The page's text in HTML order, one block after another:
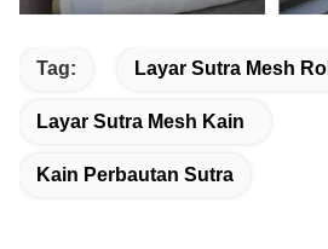
Tag: Layar Sutra Mesh Roll
Layar Sutra Mesh Kain
Kain Perbautan Sutra